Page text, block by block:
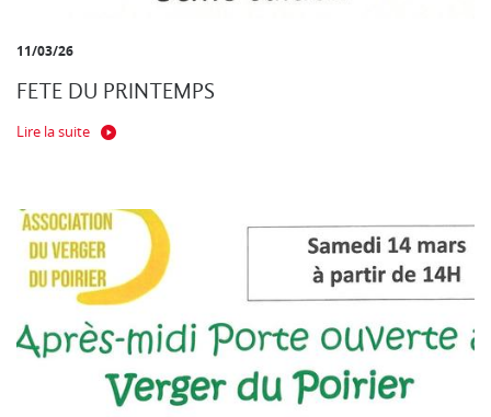
11/03/26
FETE DU PRINTEMPS
Lire la suite